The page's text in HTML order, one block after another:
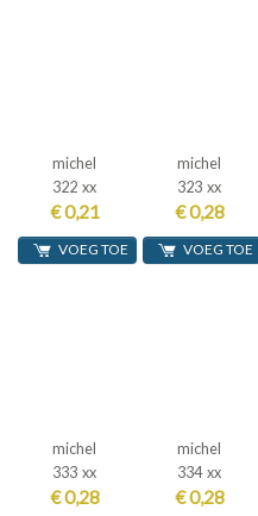
michel
322 xx
€ 0,21
VOEG TOE
michel
323 xx
€ 0,28
VOEG TOE
michel
333 xx
€ 0,28
michel
334 xx
€ 0,28